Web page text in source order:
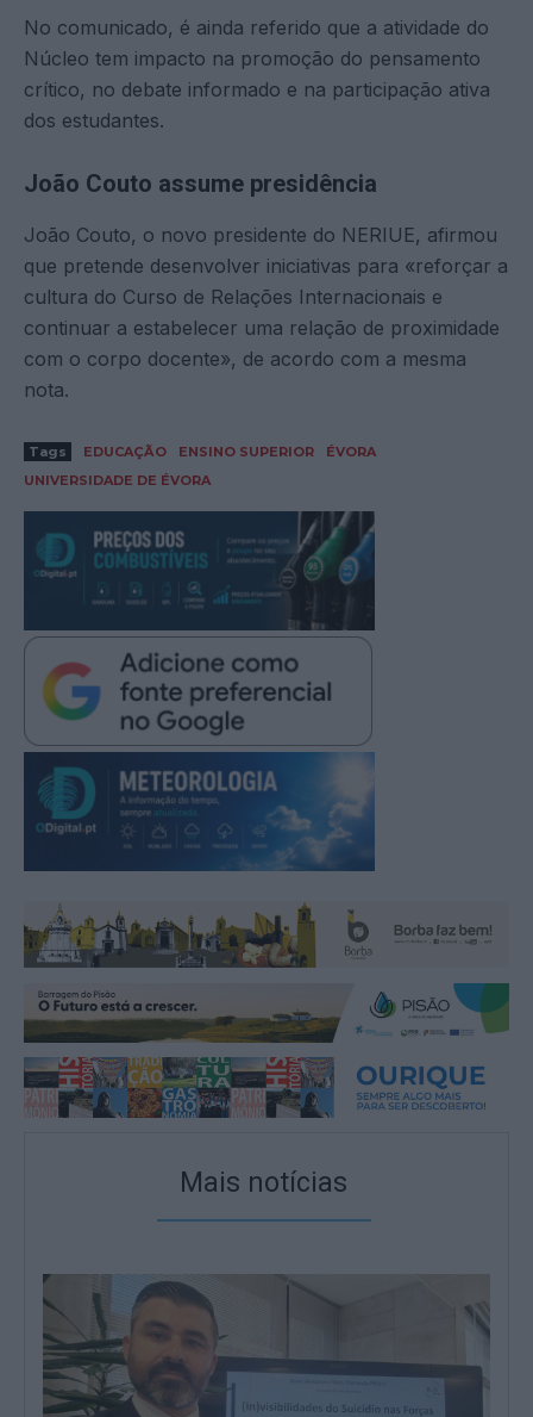
No comunicado, é ainda referido que a atividade do
Núcleo tem impacto na promoção do pensamento
crítico, no debate informado e na participação ativa
dos estudantes.
João Couto assume presidência
João Couto, o novo presidente do NERIUE, afirmou
que pretende desenvolver iniciativas para «reforçar a
cultura do Curso de Relações Internacionais e
continuar a estabelecer uma relação de proximidade
com o corpo docente», de acordo com a mesma
nota.
Tags EDUCAÇÃO ENSINO SUPERIOR
ÉVORA
UNIVERSIDADE DE ÉVORA
Mais notícias